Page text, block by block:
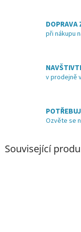
DOPRAVA
při nákupu
v prodejně
Ozvěte se
Související